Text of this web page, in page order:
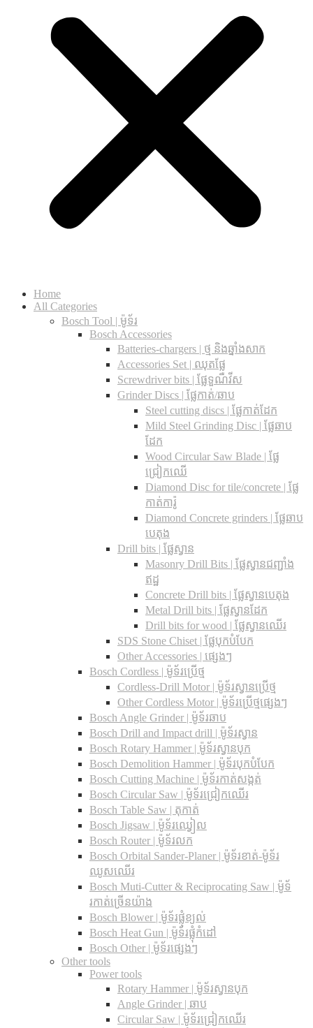
Home
All Categories
Bosch Tool | ម៉ូទ័រ
Bosch Accessories
Batteries-chargers | ថ្ម និងឆ្នាំងសាក
Accessories Set | ឈុតផ្លែ
Screwdriver bits | ផ្លែទួណឺវីស
Grinder Discs |​ ផ្លែកាត់/ឆាប
Steel cutting discs |​ ផ្លែកាត់ដែក
Mild Steel Grinding Disc | ផ្លែឆាប
ដែក
Wood Circular Saw Blade | ផ្លែ
ជ្រៀកឈើ
Diamond Disc for tile/concrete​ | ផ្លែ
កាត់ការ៉ូ
Diamond Concrete grinders | ផ្លែឆាប
បេតុង
Drill bits |​ ផ្លែស្វាន
Masonry Drill Bits |​ ផ្លែស្វានជញ្ជាំង
ឥដ្ឋ
Concrete Drill bits |​ ផ្លែស្វានបេតុង
Metal Drill bits |​ ផ្លែស្វានដែក
Drill bits for wood |​ ផ្លែស្វានឈើរ
SDS Stone Chiset |​ ផ្លែបុកបំបែក
Other Accessories | ផ្សេងៗ
Bosch Cordless | ម៉ូទ័រប្រើថ្ម
Cordless-Drill Motor | ម៉ូទ័រស្វានប្រើថ្ម
Other Cordless Motor | ម៉ូទ័រប្រើថ្មផ្សេងៗ
Bosch Angle Grinder | ម៉ូទ័រឆាប
Bosch Drill and Impact drill | ម៉ូទ័រស្វាន
Bosch Rotary Hammer | ម៉ូទ័រស្វានបុក
Bosch Demolition Hammer | ម៉ូទ័របុកបំបែក
Bosch Cutting Machine | ម៉ូទ័រកាត់សង្កត់
Bosch Circular Saw | ម៉ូទ័រជ្រៀកឈើរ
Bosch Table Saw | តុកាត់
Bosch Jigsaw | ម៉ូទ័រឈ្វៀល
Bosch Router | ម៉ូទ័រលក
Bosch Orbital Sander-Planer​ | ម៉ូទ័រខាត់-ម៉ូទ័រ
ឈូសឈើរ
Bosch Muti-Cutter & Reciprocating Saw​ | ម៉ូទ័
រកាត់ច្រើនយ៉ាង
Bosch Blower | ម៉ូទ័រផ្លុំខ្យល់
Bosch Heat Gun | ម៉ូទ័រផ្លុំកំដៅ
Bosch Other | ម៉ូទ័រផ្សេងៗ
Other tools
Power tools
Rotary Hammer | ម៉ូទ័រស្វានបុក
Angle Grinder | ឆាប
Circular Saw​ | ម៉ូទ័រជ្រៀកឈើរ